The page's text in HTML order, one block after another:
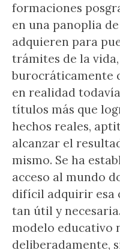
formaciones
en una panoplia
adquieren para
trámites de la
burocráticamente
en realidad
títulos más que
hechos reales,
alcanzar el
mismo. Se ha
acceso al mundo
difícil adquirir esa
tan útil y
modelo educativo
deliberadamente,